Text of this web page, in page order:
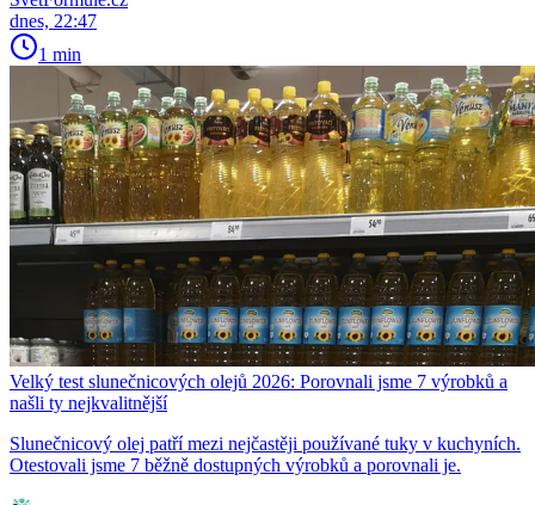
dnes, 22:47
1 min
Velký test slunečnicových olejů 2026: Porovnali jsme 7 výrobků a
našli ty nejkvalitnější
Slunečnicový olej patří mezi nejčastěji používané tuky v kuchyních.
Otestovali jsme 7 běžně dostupných výrobků a porovnali je.